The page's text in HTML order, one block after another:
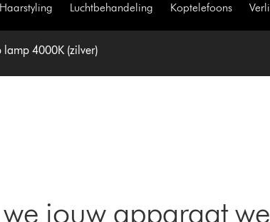
Haarstyling Luchtbehandeling Koptelefoons
lamp 4000K (zilver)
we jouw apparaat